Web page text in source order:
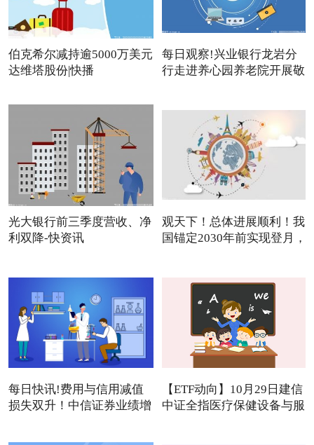
伯克希尔减持逾5000万美元
达维塔股份|快播
每日观察!兴业银行龙岩分
行走进养心园养老院开展敬
光大银行前三季度营收、净
利双降-快资讯
观天下！总体进展顺利！我
国锚定2030年前实现登月，
每日快讯!费用与信用减值
损失双升！中信证券业绩增
【ETF动向】10月29日建信
中证全指医疗保健设备与服